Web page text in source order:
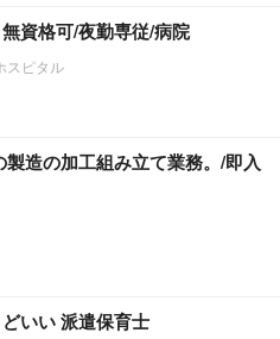
資格可/夜勤専従/病院
スピタル
製造の加工組み立て業務。/即入
いい 派遣保育士